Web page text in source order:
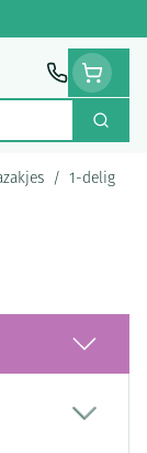
Zoek
/ 1-delig